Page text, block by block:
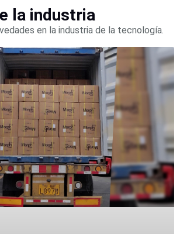
la industria
en la industria de la tecnología.